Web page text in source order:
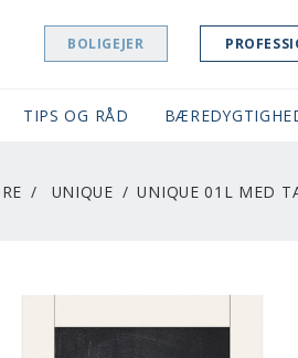
BOLIGEJER
TIPS OG RÅD
UNIQUE UNIQUE 01L MED